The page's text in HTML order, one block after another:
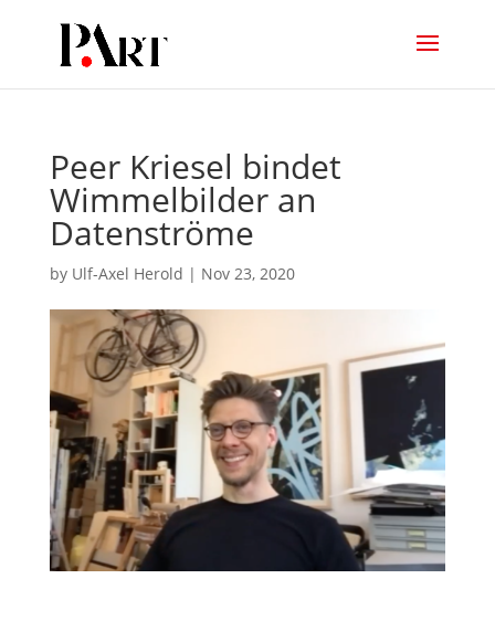
Peer Kriesel bindet
Wimmelbilder an
Datenströme
by Ulf-Axel Herold | Nov 23, 2020